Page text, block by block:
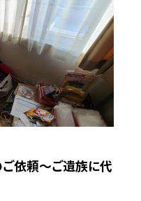
依頼～ご遺族に代